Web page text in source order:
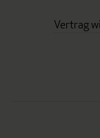
Vertrag